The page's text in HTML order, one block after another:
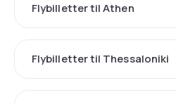
Flybilletter til Athen
Flybilletter til Thessaloniki